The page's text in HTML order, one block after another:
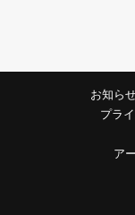
お知ら
プラ
ア